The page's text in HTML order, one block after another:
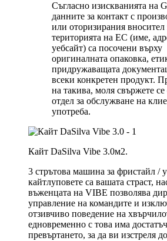
Съгласно изискванията на
данните за контакт с
или оторизирания вносител
територията на ЕС (име,
уебсайт) са посочени върху
оригиналната опаковка,
придружаващата
всеки конкретен продукт.
на такива, моля свържете
отдел за обслужване на
употреба.
Кайт DaSilva Vibe 3.0м2.
3 стрътова машина за фристайл /
кайтлуповете са вашата страст,
въженцата на VIBE позволява
управление на командите и
отзивчиво поведение на
едновременно с това има
превъртането, за да ви изстреля